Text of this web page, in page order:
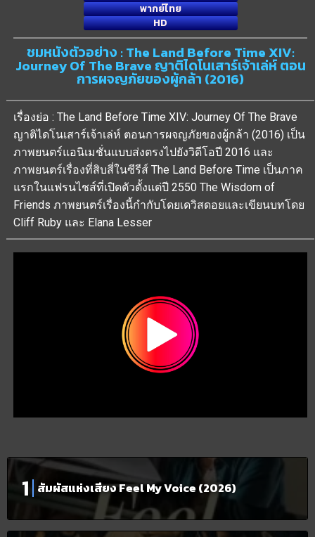
พากย์ไทย
HD
ชมหนังตัวอย่าง : The Land Before Time XIV:
Journey Of The Brave ญาติไดโนเสาร์เจ้าเล่ห์ ตอน
การผจญภัยของผู้กล้า (2016)
เรื่องย่อ : The Land Before Time XIV: Journey Of The Brave
ญาติไดโนเสาร์เจ้าเล่ห์ ตอนการผจญภัยของผู้กล้า (2016) เป็น
ภาพยนตร์แอนิเมชั่นแบบส่งตรงไปยังวิดีโอปี 2016 และ
ภาพยนตร์เรื่องที่สิบสี่ในซีรีส์ The Land Before Time เป็นภาค
แรกในแฟรนไชส์ที่เปิดตัวตั้งแต่ปี 2550 The Wisdom of
Friends ภาพยนตร์เรื่องนี้กำกับโดยเดวิสดอยและเขียนบทโดย
Cliff Ruby และ Elana Lesser
สัมผัสแห่งเสียง Feel My Voice (2026)